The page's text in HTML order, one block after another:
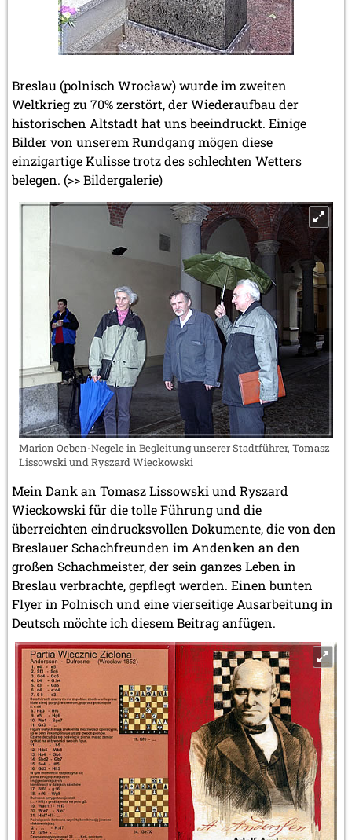
Breslau (polnisch Wrocław) wurde im zweiten
Weltkrieg zu 70% zerstört, der Wiederaufbau der
historischen Altstadt hat uns beeindruckt. Einige
Bilder von unserem Rundgang mögen diese
einzigartige Kulisse trotz des schlechten Wetters
belegen. (>> Bildergalerie)
Marion Oeben-Negele in Begleitung unserer Stadtführer, Tomasz
Lissowski und Ryszard Wieckowski
Mein Dank an Tomasz Lissowski und Ryszard
Wieckowski für die tolle Führung und die
überreichten eindrucksvollen Dokumente, die von den
Breslauer Schachfreunden im Andenken an den
großen Schachmeister, der sein ganzes Leben in
Breslau verbrachte, gepflegt werden. Einen bunten
Flyer in Polnisch und eine vierseitige Ausarbeitung in
Deutsch möchte ich diesem Beitrag anfügen.